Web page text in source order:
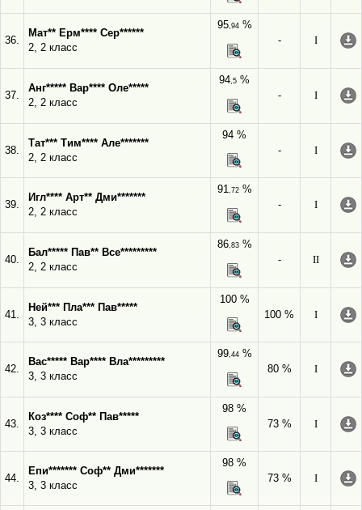
36.
Мат** Ерм**** Сер******
2, 2 класс
95,94%
-
I
37.
Анг***** Вар**** Оле*****
2, 2 класс
94,5 %
-
I
38.
Тат*** Тим**** Але*******
2, 2 класс
94 %
-
I
39.
Игл**** Арт** Дми*******
2, 2 класс
91,72%
-
I
40.
Бал***** Пав** Все*********
2, 2 класс
86,83%
-
II
41.
Ней*** Пла*** Пав*****
3, 3 класс
100 %
100 %
I
42.
Вас***** Вар**** Вла*********
3, 3 класс
99,44%
80 %
I
43.
Коз**** Соф** Пав*****
3, 3 класс
98 %
73 %
I
44.
Епи******* Соф** Дми*******
3, 3 класс
98 %
73 %
I